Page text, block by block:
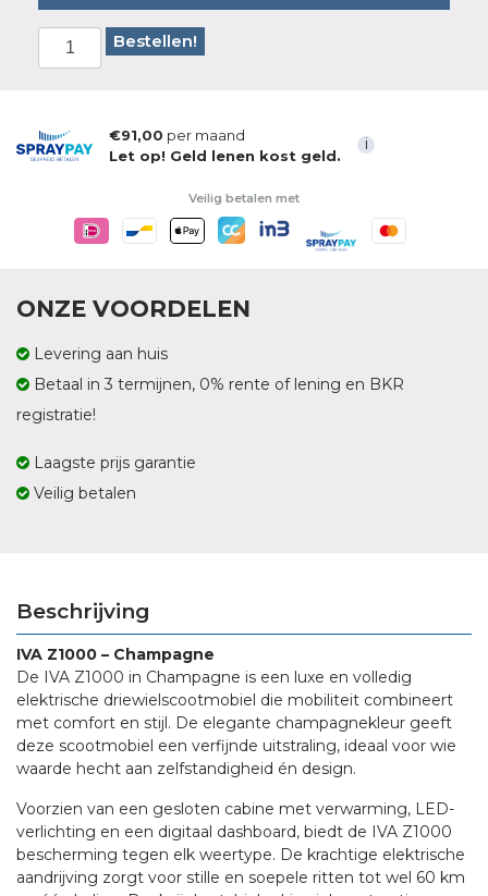
Bestellen!
€91,00 per maand
Let op! Geld lenen kost geld.
i
Veilig betalen met
ONZE VOORDELEN
Levering aan huis
Betaal in 3 termijnen, 0% rente of lening en BKR
registratie!
Laagste prijs garantie
Veilig betalen
Beschrijving
IVA Z1000 – Champagne
De IVA Z1000 in Champagne is een luxe en volledig
elektrische driewielscootmobiel die mobiliteit combineert
met comfort en stijl. De elegante champagnekleur geeft
deze scootmobiel een verfijnde uitstraling, ideaal voor wie
waarde hecht aan zelfstandigheid én design.
Voorzien van een gesloten cabine met verwarming, LED-
verlichting en een digitaal dashboard, biedt de IVA Z1000
bescherming tegen elk weertype. De krachtige elektrische
aandrijving zorgt voor stille en soepele ritten tot wel 60 km